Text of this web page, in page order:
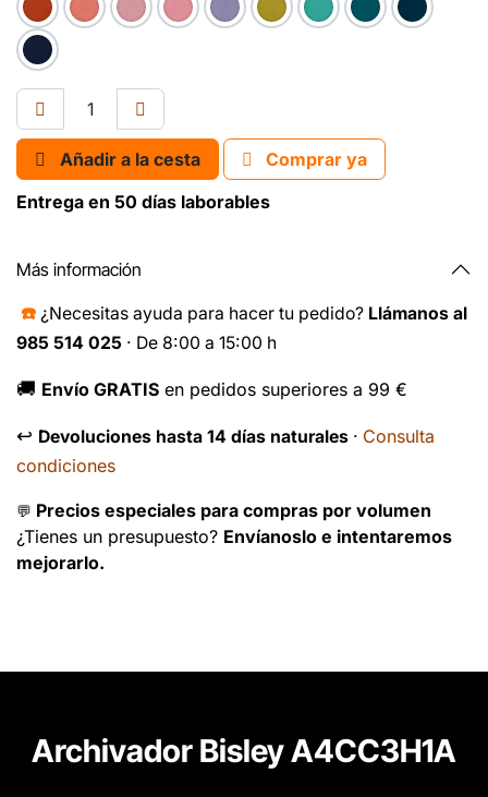
Añadir a la cesta
Comprar ya
Entrega en 50 días laborables
Más información
☎️ ¿Necesitas ayuda para hacer tu pedido? Llámanos al
985 514 025 · De 8:00 a 15:00 h
🚚 Envío GRATIS en pedidos superiores a 99 €
↩️ Devoluciones hasta 14 días naturales · Consulta
condiciones
💬 Precios especiales para compras por volumen
¿Tienes un presupuesto? Envíanoslo e intentaremos
mejorarlo.
Archivador Bisley A4CC3H1A